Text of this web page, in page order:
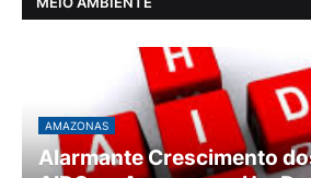
AMAZONAS
Alarmante Crescimento